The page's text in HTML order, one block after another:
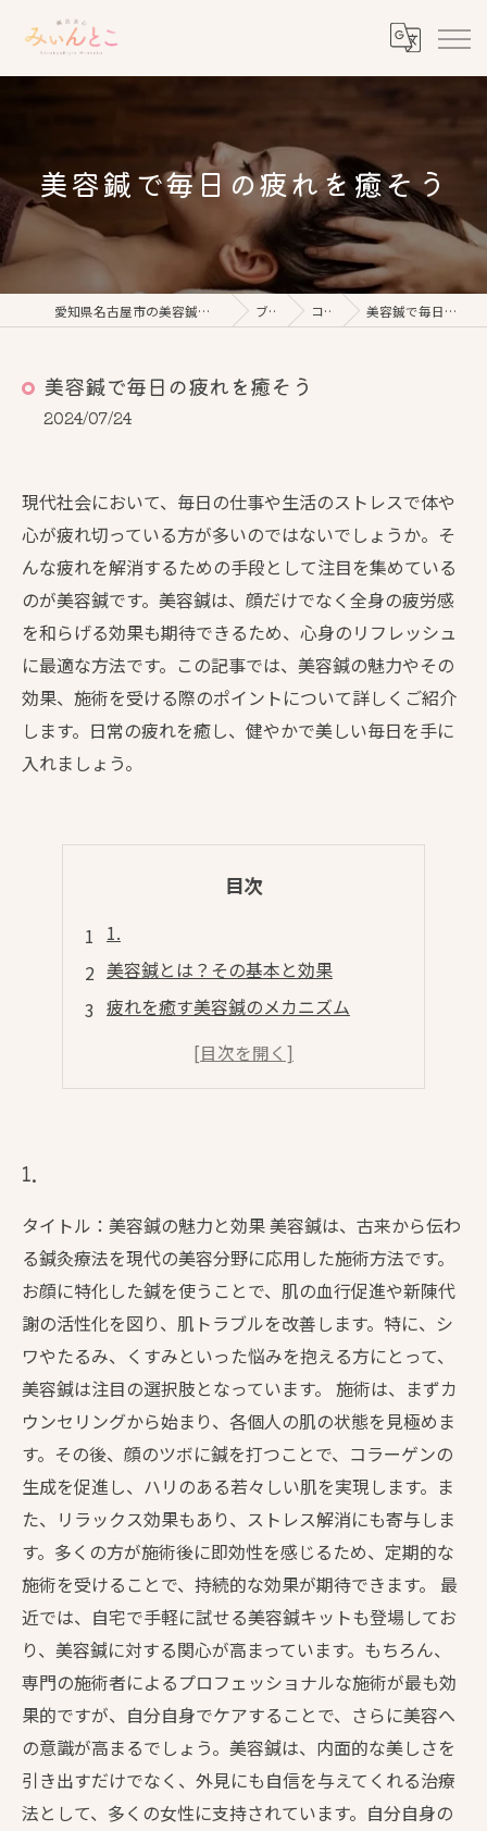
美容鍼で毎日の疲れを癒そう
愛知県名古屋市の美容鍼なら鍼灸美心みぃんとこ ブログ コラム 美容鍼で毎日の疲れを癒そう
美容鍼で毎日の疲れを癒そう
2024/07/24
現代社会において、毎日の仕事や生活のストレスで体や
心が疲れ切っている方が多いのではないでしょうか。そ
んな疲れを解消するための手段として注目を集めている
のが美容鍼です。美容鍼は、顔だけでなく全身の疲労感
を和らげる効果も期待できるため、心身のリフレッシュ
に最適な方法です。この記事では、美容鍼の魅力やその
効果、施術を受ける際のポイントについて詳しくご紹介
します。日常の疲れを癒し、健やかで美しい毎日を手に
入れましょう。
目次
1.
美容鍼とは？その基本と効果
疲れを癒す美容鍼のメカニズム
美容鍼施術の流れと注意点
1.
タイトル：美容鍼の魅力と効果 美容鍼は、古来から伝わ
る鍼灸療法を現代の美容分野に応用した施術方法です。
お顔に特化した鍼を使うことで、肌の血行促進や新陳代
謝の活性化を図り、肌トラブルを改善します。特に、シ
ワやたるみ、くすみといった悩みを抱える方にとって、
美容鍼は注目の選択肢となっています。 施術は、まずカ
ウンセリングから始まり、各個人の肌の状態を見極めま
す。その後、顔のツボに鍼を打つことで、コラーゲンの
生成を促進し、ハリのある若々しい肌を実現します。ま
た、リラックス効果もあり、ストレス解消にも寄与しま
す。多くの方が施術後に即効性を感じるため、定期的な
施術を受けることで、持続的な効果が期待できます。 最
近では、自宅で手軽に試せる美容鍼キットも登場してお
り、美容鍼に対する関心が高まっています。もちろん、
専門の施術者によるプロフェッショナルな施術が最も効
果的ですが、自分自身でケアすることで、さらに美容へ
の意識が高まるでしょう。美容鍼は、内面的な美しさを
引き出すだけでなく、外見にも自信を与えてくれる治療
法として、多くの女性に支持されています。自分自身の